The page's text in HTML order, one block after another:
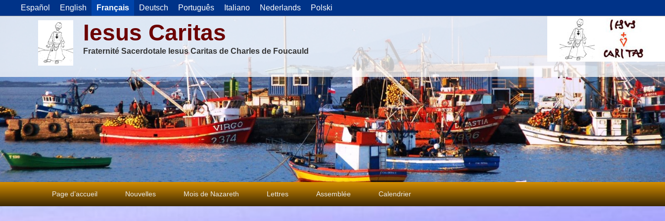
Español English Français Deutsch Português Italiano Nederlands Polski
Iesus Caritas
Fraternité Sacerdotale Iesus Caritas de Charles de Foucauld
Premier
menu
Page d’accueil Nouvelles Mois de Nazareth Lettres Assemblée Calendrier